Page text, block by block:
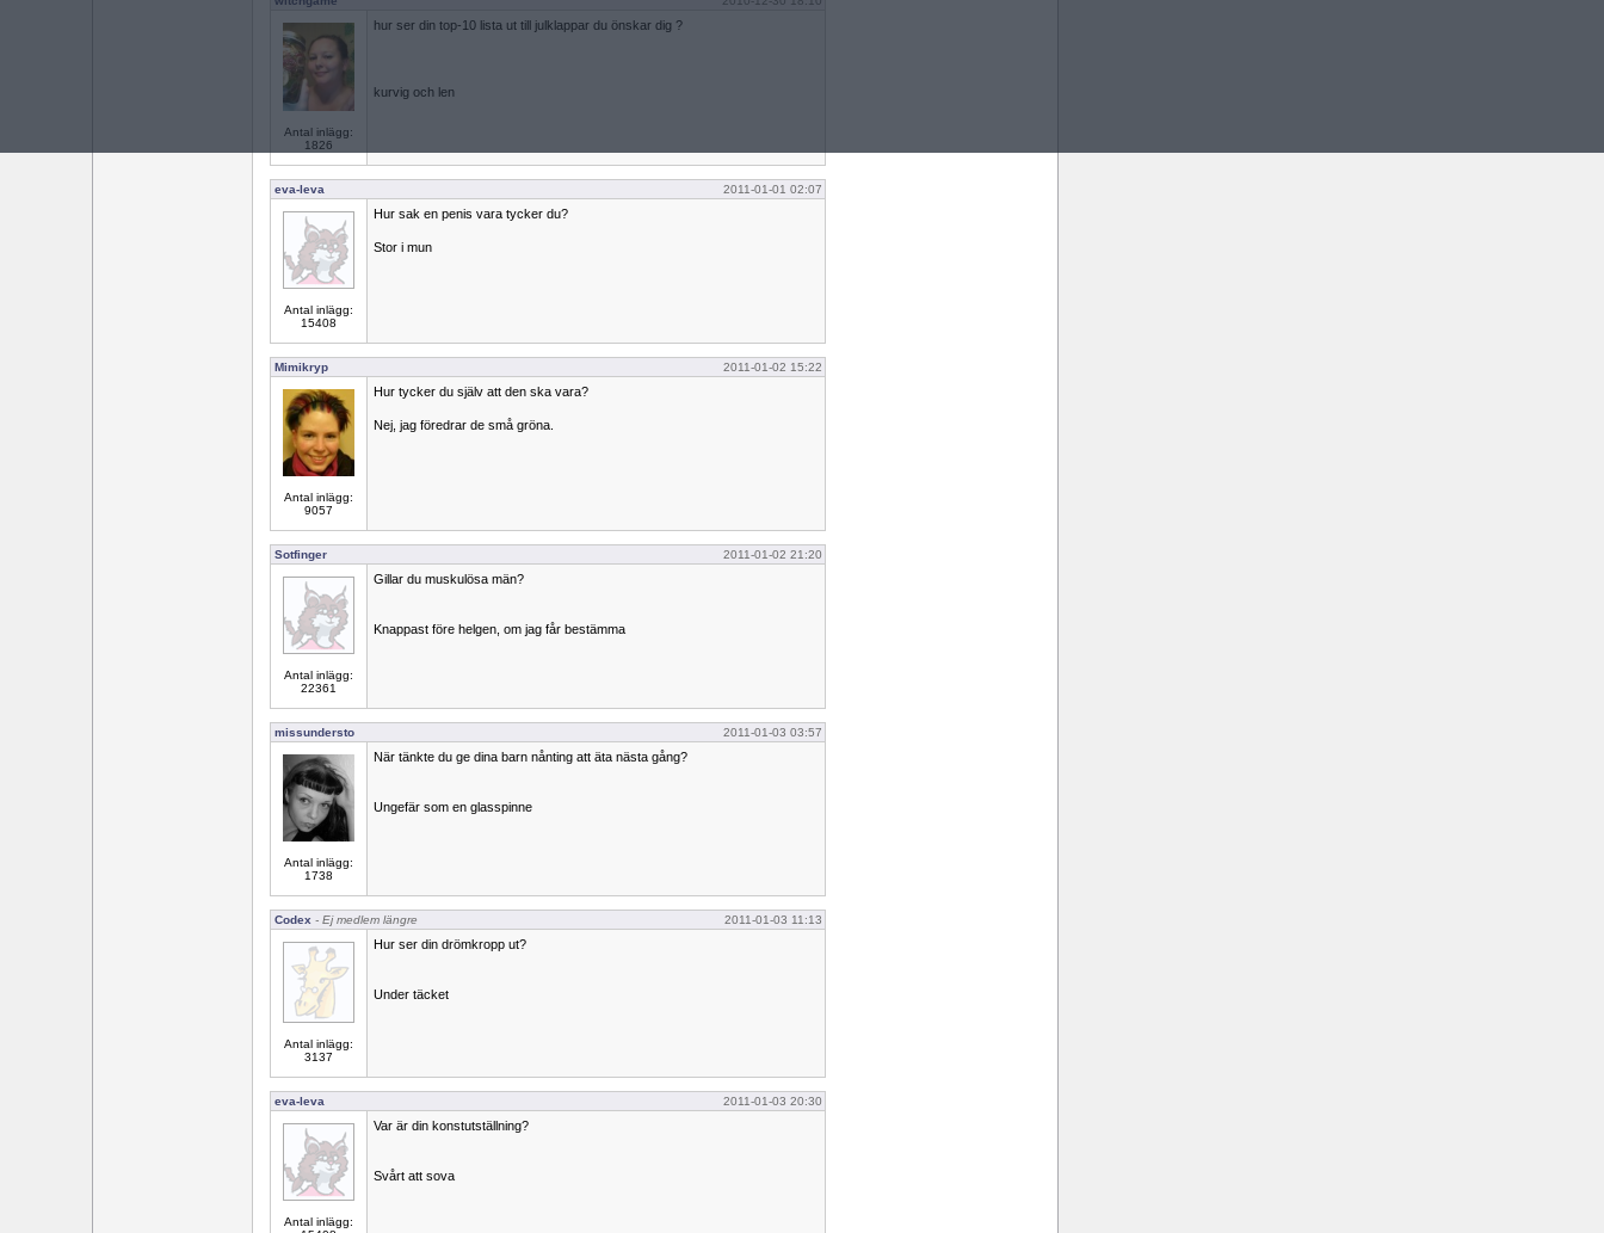
Antal inlägg:
1826
hur ser din top-10 lista ut till julklappar du önskar dig ?
kurvig och len
eva-leva 2011-01-01 02:07
Antal inlägg:
15408
Hur sak en penis vara tycker du?
Stor i mun
Mimikryp 2011-01-02 15:22
Antal inlägg:
9057
Hur tycker du själv att den ska vara?
Nej, jag föredrar de små gröna.
Sotfinger 2011-01-02 21:20
Antal inlägg:
22361
Gillar du muskulösa män?
Knappast före helgen, om jag får bestämma
missundersto 2011-01-03 03:57
Antal inlägg:
1738
När tänkte du ge dina barn nånting att äta nästa gång?
Ungefär som en glasspinne
Codex - Ej medlem längre 2011-01-03 11:13
Antal inlägg:
3137
Hur ser din drömkropp ut?
Under täcket
eva-leva 2011-01-03 20:30
Antal inlägg:
Var är din konstutställning?
Svårt att sova